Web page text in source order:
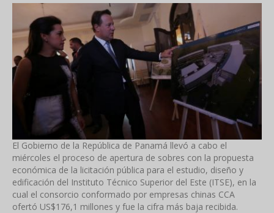
El Gobierno de la República de Panamá llevó a cabo el
miércoles el proceso de apertura de sobres con la propuesta
económica de la licitación pública para el estudio, diseño y
edificación del Instituto Técnico Superior del Este (ITSE), en la
cual el consorcio conformado por empresas chinas CCA
ofertó US$176,1 millones y fue la cifra más baja recibida.